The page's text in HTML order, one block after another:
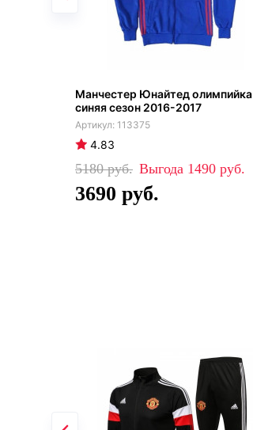
Манчестер Юнайтед олимпийка
синяя сезон 2016-2017
113375
4.83
5180 1490
3690